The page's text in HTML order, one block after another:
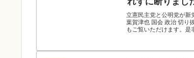
立憲民主党と公明党が新
葉賀津也 国会 政治 切り
もご覧いただけます。是